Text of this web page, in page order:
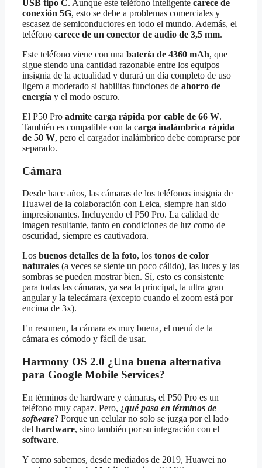
USB tipo C. Aunque este teléfono inteligente carece de
conexión 5G, esto se debe a problemas comerciales y
escasez de semiconductores en todo el mundo. Además, el
teléfono carece de un conector de audio de 3,5 mm.
Este teléfono viene con una batería de 4360 mAh, que
sigue siendo una cantidad razonable entre los equipos
insignia de la actualidad y durará un día completo de uso
ligero a moderado si habilitas funciones de ahorro de
energía y el modo oscuro.
El P50 Pro admite carga rápida por cable de 66 W.
También es compatible con la carga inalámbrica rápida
de 50 W, pero el cargador inalámbrico debe comprarse por
separado.
Cámara
Desde hace años, las cámaras de los teléfonos insignia de
Huawei de la colaboración con Leica, siempre han sido
impresionantes. Incluyendo el P50 Pro. La calidad de
imagen resultante, tanto en condiciones de luz como de
oscuridad, siempre es cautivadora.
Los buenos detalles de la foto, los tonos de color
naturales (a veces se siente un poco cálido), las luces y las
sombras se pueden mostrar bien. Sí, esto es consistente
para todas las cámaras, ya sea la principal, la ultra gran
angular y la telecámara (excepto cuando el zoom está por
encima de 3x).
En resumen, la cámara es muy buena, el menú de la
cámara es cómodo y fácil de usar.
Harmony OS 2.0 ¿Una buena alternativa
para Google Mobile Services?
En términos de hardware y cámaras, el P50 Pro es un
teléfono muy capaz. Pero, ¿qué pasa en términos de
software? Porque un celular no solo se juzga por el lado
del hardware, sino también por su integración con el
software.
Y como sabemos, desde mediados de 2019, Huawei no